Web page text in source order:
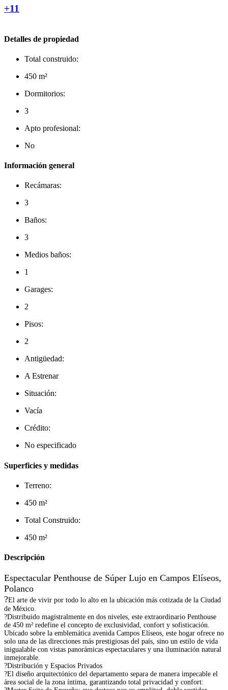
+11
Detalles de propiedad
Total construido:
450 m²
Dormitorios:
3
Apto profesional:
No
Información general
Recámaras:
3
Baños:
3
Medios baños:
1
Garages:
2
Pisos:
2
Antigüedad:
A Estrenar
Situación:
Vacía
Crédito:
No especificado
Superficies y medidas
Terreno:
450 m²
Total Construido:
450 m²
Descripción
Espectacular Penthouse de Súper Lujo en Campos Elíseos,
Polanco
?El arte de vivir por todo lo alto en la ubicación más cotizada de la Ciudad
de México.
?Distribuido magistralmente en dos niveles, este extraordinario Penthouse
de 450 m² redefine el concepto de exclusividad, confort y sofisticación.
Ubicado sobre la emblemática avenida Campos Elíseos, este hogar ofrece no
solo una de las direcciones más prestigiosas del país, sino un estilo de vida
inigualable con vistas panorámicas espectaculares y una iluminación natural
inmejorable.
?Distribución y Espacios Privados
?El diseño arquitectónico del departamento separa de manera impecable el
área social de la zona íntima, garantizando total privacidad y confort: